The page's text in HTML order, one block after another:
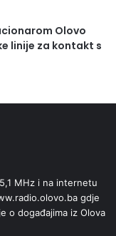
Olovo
linije za kontakt s
MHz i na internetu
gdje
o događajima iz Olova